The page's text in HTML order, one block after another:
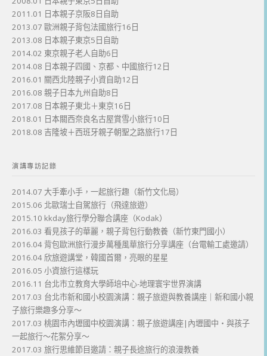
2011.01 日本親子京阪8日自助
2013.07 歐洲親子背包法國旅行16日
2013.08 日本親子東京5日自助
2014.02 東京親子老人自助6日
2014.08 日本親子四國、京都、中國旅行12日
2016.01 關西北陸親子小資自助12日
2016.08 親子日本九州自助8日
2017.08 日本親子東北＋東京16日
2018.01 日本關西奈良名古屋賞雪小旅行10日
2018.08 吉隆坡＋西班牙親子朝聖之路旅行17日
演講專訪記錄
2014.07 大手牽小手，一起旅行趣（新竹文化局）
2015.06 北歐瑞士自駕旅行（飛達旅遊）
2015.10 kkday旅行學分聯合講座（Kodak）
2016.03 看見孩子的華麗，親子背包行動教養（新竹東門國小）
2016.04 背包歐洲旅行漫步萬種風華旅行分享講座（台電輸工處邀請）
2016.04 欣旅遊講堂，韓國首爾，亮眼的星星
2016.05 小資旅行這樣玩
2016.11 台北市立教育大學師培中心-地理寰宇世界演講
2017.03 台北市新和國小校園演講：親子旅遊與教養講座｜新和國小親
子旅行樂趣多分享～
2017.03 桃園市內壢國中校園演講：親子旅遊講座|內壢國中・與孩子
一起旅行～花絮分享～
2017.03 旅行思維節目邀請：親子長途旅行的浪漫教養